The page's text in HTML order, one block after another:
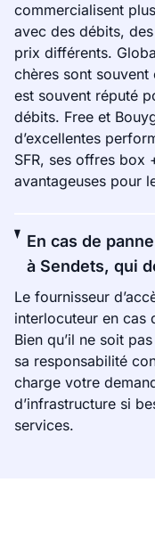
commercialisent
avec des débits,
prix différents.
chères sont souvent
est souvent réputé
débits. Free et
d’excellentes
SFR, ses offres box
avantageuses pour
En cas de
à Sendets, qui
Le fournisseur
interlocuteur en cas
Bien qu’il ne soit
sa responsabilité
charge votre
d’infrastructure si
services.